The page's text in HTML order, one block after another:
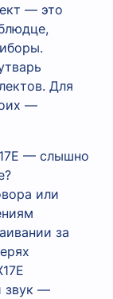
— это
Для
—
— слышно
или
за
звук —